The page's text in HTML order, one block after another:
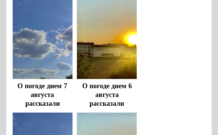
О погоде днем 7
августа
рассказали
воронежцам
О погоде днем 6
августа
рассказали
воронежцам